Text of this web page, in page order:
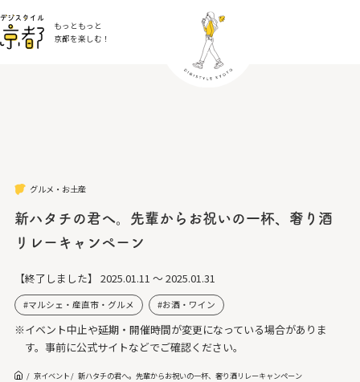
もっともっと
京都を楽しむ！
グルメ・お土産
新ハタチの君へ。先輩からお祝いの一杯、奢り酒
リレーキャンペーン
【終了しました】 2025.01.11 ～ 2025.01.31
マルシェ・産直市・グルメ お酒・ワイン
※イベント中止や延期・開催時間が変更になっている場合がありま
す。事前に公式サイトなどでご確認ください。
京イベント 新ハタチの君へ。先輩からお祝いの一杯、奢り酒リレーキャンペーン